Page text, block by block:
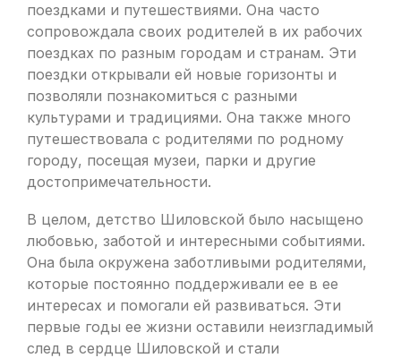
поездками и путешествиями. Она часто
сопровождала своих родителей в их рабочих
поездках по разным городам и странам. Эти
поездки открывали ей новые горизонты и
позволяли познакомиться с разными
культурами и традициями. Она также много
путешествовала с родителями по родному
городу, посещая музеи, парки и другие
достопримечательности.
В целом, детство Шиловской было насыщено
любовью, заботой и интересными событиями.
Она была окружена заботливыми родителями,
которые постоянно поддерживали ее в ее
интересах и помогали ей развиваться. Эти
первые годы ее жизни оставили неизгладимый
след в сердце Шиловской и стали